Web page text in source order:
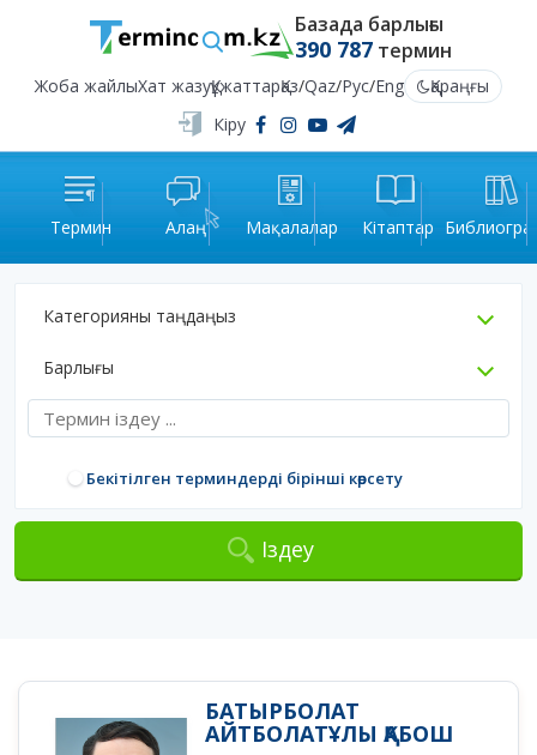
Базада барлығы
390 787термин
Жоба жайлыХат жазуҚұжаттарҚаз/Qaz/Рус/Eng
Қараңғы
Кіру
Термин Алаң Мақалалар Кітаптар
Категорияны таңдаңыз
Барлығы
Бекітілген терминдерді бірінші көрсету
Іздеу
БАТЫРБОЛАТ
АЙТБОЛАТҰЛЫ ҚАБОШ